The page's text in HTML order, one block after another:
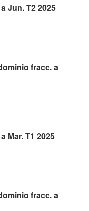
Jun. T2 2025
fracc. a
Mar. T1 2025
fracc. a